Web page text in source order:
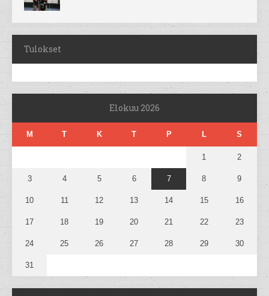
Tulokset
Elokuu 2026
M T K T P L S
1 2
3 4 5 6 7 8 9
10 11 12 13 14 15 16
17 18 19 20 21 22 23
24 25 26 27 28 29 30
31